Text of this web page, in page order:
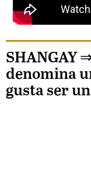
SHANGAY
denomina
gusta ser